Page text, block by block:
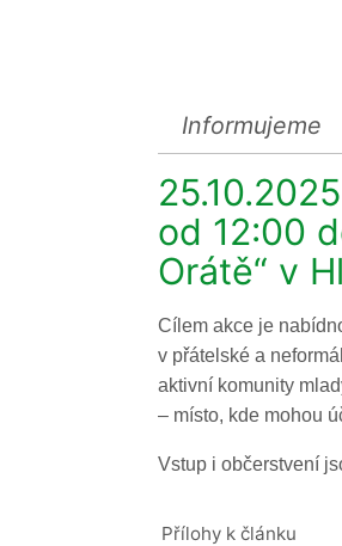
Informujeme
od 12:00
Orátě“ v
Cílem akce je
v přátelské a
aktivní komunity
– místo, kde mohou
Vstup i občerstvení
Přílohy k článku